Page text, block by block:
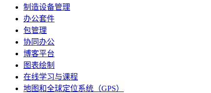
制造设备管理
办公套件
包管理
协同办公
博客平台
图表绘制
在线学习与课程
地图和全球定位系统（GPS）